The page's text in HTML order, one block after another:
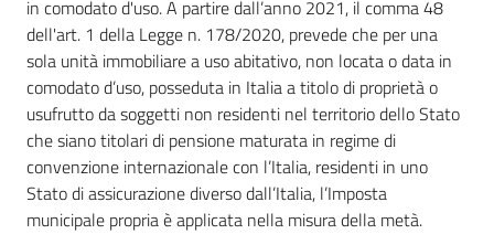
in comodato d'uso. A partire dall’anno 2021, il comma 48
dell'art. 1 della Legge n. 178/2020, prevede che per una
sola unità immobiliare a uso abitativo, non locata o data in
comodato d’uso, posseduta in Italia a titolo di proprietà o
usufrutto da soggetti non residenti nel territorio dello Stato
che siano titolari di pensione maturata in regime di
convenzione internazionale con l’Italia, residenti in uno
Stato di assicurazione diverso dall’Italia, l’Imposta
municipale propria è applicata nella misura della metà.